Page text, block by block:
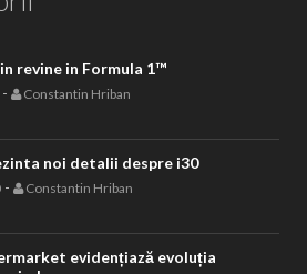
revine in Formula 1™
- Constantin Hriban
noi detalii despre i30
- Constantin Hriban
evidențiază evoluția